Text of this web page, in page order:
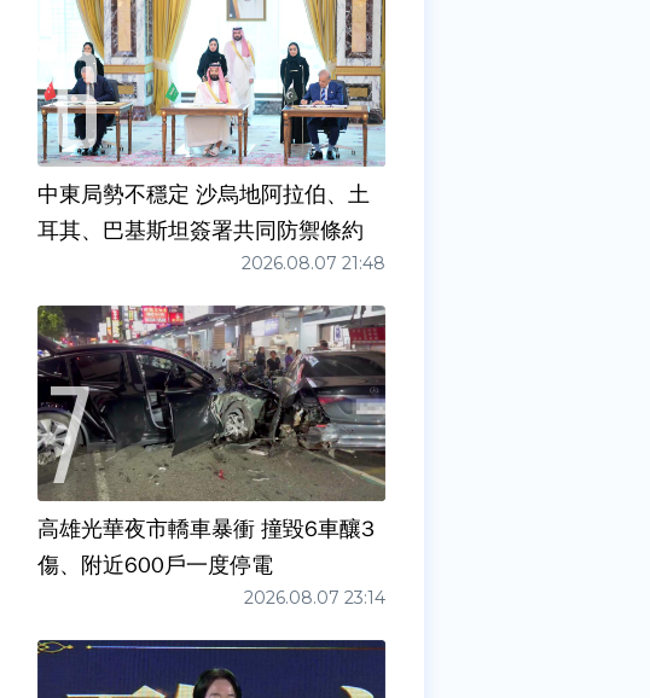
中東局勢不穩定 沙烏地阿拉伯、土
耳其、巴基斯坦簽署共同防禦條約
2026.08.07 21:48
高雄光華夜市轎車暴衝 撞毀6車釀3
傷、附近600戶一度停電
2026.08.07 23:14